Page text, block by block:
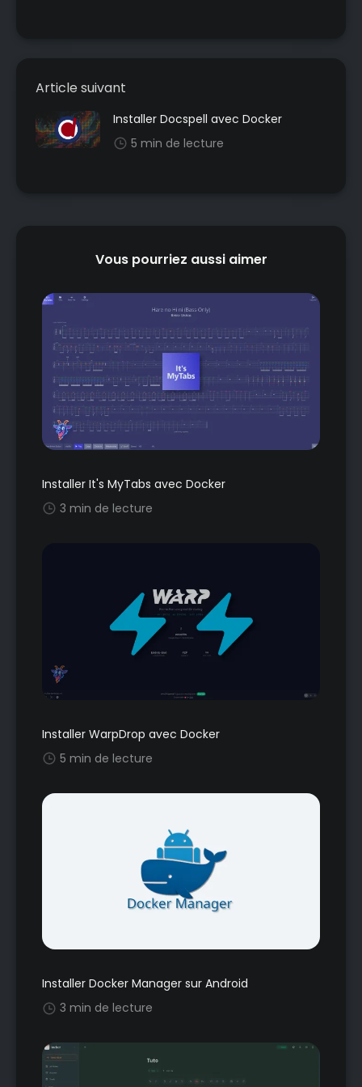
Article suivant
Installer Docspell avec Docker
5 min de lecture
Vous pourriez aussi aimer
Installer It's MyTabs avec Docker
3 min de lecture
Installer WarpDrop avec Docker
5 min de lecture
Installer Docker Manager sur Android
3 min de lecture